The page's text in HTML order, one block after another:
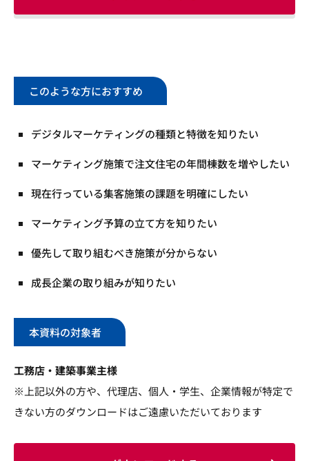
このような方におすすめ
デジタルマーケティングの種類と特徴を知りたい
マーケティング施策で注文住宅の年間棟数を増やしたい
現在行っている集客施策の課題を明確にしたい
マーケティング予算の立て方を知りたい
優先して取り組むべき施策が分からない
成長企業の取り組みが知りたい
本資料の対象者
工務店・建築事業主様
※上記以外の方や、代理店、個人・学生、企業情報が特定で
きない方のダウンロードはご遠慮いただいております